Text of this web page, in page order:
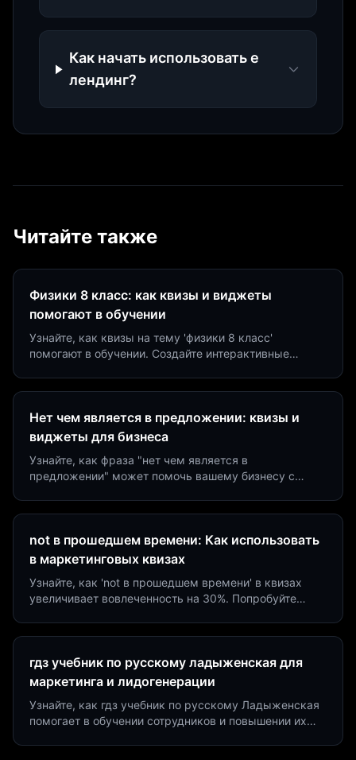
Как начать использовать е
лендинг?
Читайте также
Физики 8 класс: как квизы и виджеты
помогают в обучении
Узнайте, как квизы на тему 'физики 8 класс'
помогают в обучении. Создайте интерактивные
Нет чем является в предложении: квизы и
виджеты для бизнеса
Узнайте, как фраза "нет чем является в
предложении" может помочь вашему бизнесу с
not в прошедшем времени: Как использовать
в маркетинговых квизах
Узнайте, как 'not в прошедшем времени' в квизах
увеличивает вовлеченность на 30%. Попробуйте
гдз учебник по русскому ладыженская для
маркетинга и лидогенерации
Узнайте, как гдз учебник по русскому Ладыженская
помогает в обучении сотрудников и повышении их